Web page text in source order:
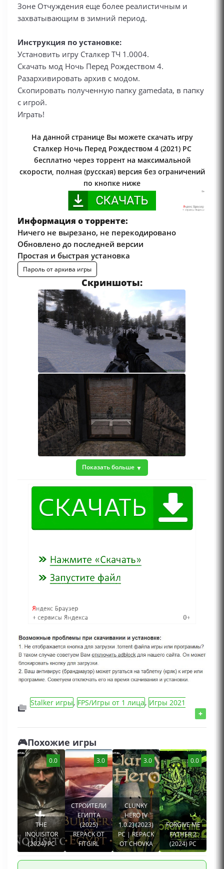
Зоне Отчуждения еще более реалистичным и
захватывающим в зимний период.
Инструкция по установке:
Установить игру Сталкер ТЧ 1.0004.
Скачать мод Ночь Перед Рождеством 4.
Разархивировать архив с модом.
Скопировать полученную папку gamedata, в папку
с игрой.
Играть!
На данной странице Вы можете скачать игру
Сталкер Ночь Перед Рождеством 4 (2021) PC
бесплатно через торрент на максимальной
скорости, полная (русская) версия без ограничений
по кнопке ниже
Информация о торренте:
Ничего не вырезано, не перекодировано
Обновлено до последней версии
Простая и быстрая установка
Пароль от архива игры
Скриншоты:
Показать больше
Stalker игры, FPS/Игры от 1 лица, Игры 2021
Апокалипсис
+
🎮Похожие игры
0.0
THE
INQUISITOR
(2024) PC
3.0
СТРОИТЕЛИ
ЕГИПТА
(2025)
REPACK ОТ
FITGIRL
3.0
CLUNKY
HERO [V
1.0.2] (2023)
PC | REPACK
ОТ CHOVKA
0.0
FORGIVE ME
FATHER 2
(2024) PC